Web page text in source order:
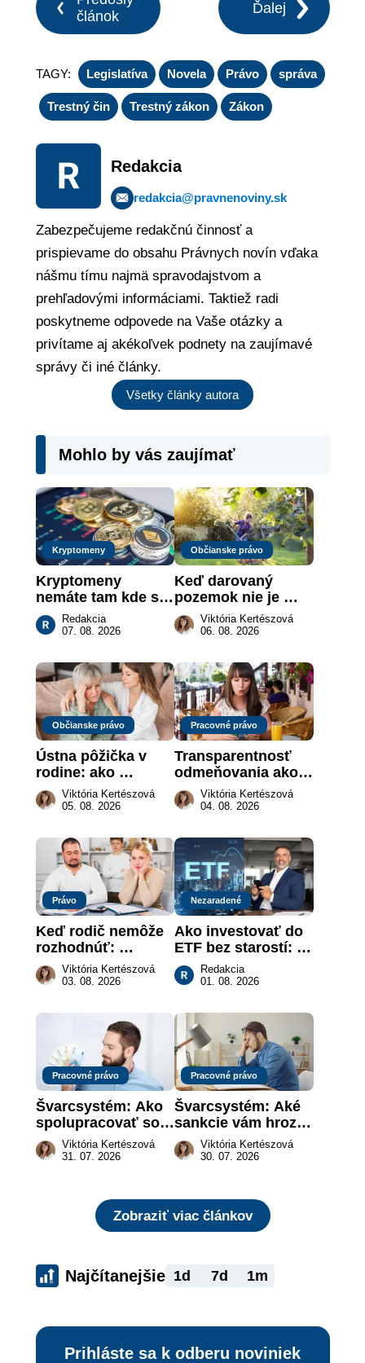
článok
Ďalej
TAGY: Legislatíva Novela Právo správa
Trestný čin Trestný zákon Zákon
Redakcia
redakcia@pravnenoviny.sk
Zabezpečujeme redakčnú činnosť a
prispievame do obsahu Právnych novín vďaka
nášmu tímu najmä spravodajstvom a
prehľadovými informáciami. Taktiež radi
poskytneme odpovede na Vaše otázky a
privítame aj akékoľvek podnety na zaujímavé
správy či iné články.
Všetky články autora
Mohlo by vás zaujímať
Kryptomeny
Kryptomeny
nemáte tam kde si
myslíte: Viete, kde
sa naozaj
Redakcia
07. 08. 2026
Občianske právo
Keď darovaný
pozemok nie je
„hotová vec“: kedy
môže darca žiadať
Viktória Kertészová
06. 08. 2026
Občianske právo
Ústna pôžička v
rodine: ako
vymôcť peniaze,
keď na papieri nie
Viktória Kertészová
05. 08. 2026
Pracovné právo
Transparentnosť
odmeňovania ako
právna povinnosť:
revolúcia na
práce
Viktória Kertészová
04. 08. 2026
Právo
Keď rodič nemôže
rozhodnúť:
nahradenie prejavu
vôle súdom v
Viktória Kertészová
03. 08. 2026
Nezaradené
Ako investovať do
ETF bez starostí:
Investičné plány,
ktoré urobia prácu
Redakcia
01. 08. 2026
Pracovné právo
Švarcsystém: Ako
spolupracovať so
živnostníkom
legálne a bez
Viktória Kertészová
31. 07. 2026
Pracovné právo
Švarcsystém: Aké
sankcie vám hrozia
a prečo nestačí
zaplatiť pokutu?
Viktória Kertészová
30. 07. 2026
Zobraziť viac článkov
Najčítanejšie 1d 7d 1m
Prihláste sa k odberu noviniek